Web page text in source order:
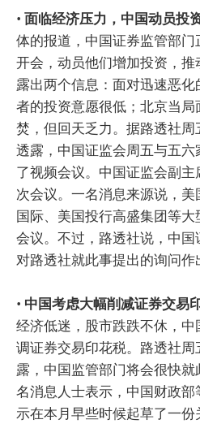
• 面临经济压力，中国动员投
体的报道，中国证券监管部
开会，动员他们增加投资，
露出两个信息：面对迅速恶
者的投资意愿很低；北京当
焚，但回天乏力。据路透社
透露，中国证监会周五与五
了视频会议。中国证监会副
次会议。一名消息来源说，
国际、美国投行高盛集团等
会议。不过，路透社说，中
对路透社就此事提出的询问作
• 中国考虑大幅削减证券交易
经济低迷，股市跌跌不休，
调证券交易印花税。路透社
露，中国监管部门将会很快
名消息人士表示，中国财政
示在本月早些时候起草了一